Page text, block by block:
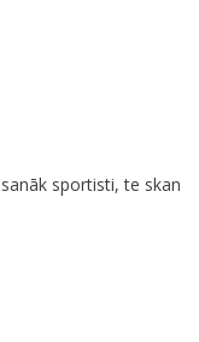
sportisti, te skan